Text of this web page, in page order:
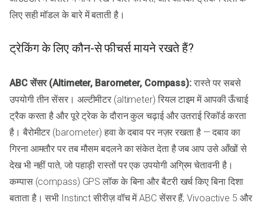
लिए सही मॉडल के बारे में बताती है।
ट्रेकिंग के लिए कौन-से फीचर्स मायने रखते हैं?
ABC सेंसर (Altimeter, Barometer, Compass): रास्ते पर सबसे
उपयोगी तीन सेंसर। अल्टीमीटर (altimeter) रियल टाइम में आपकी ऊँचाई
ट्रैक करता है और पूरे ट्रेक के दौरान कुल चढ़ाई और उतराई रिकॉर्ड करता
है। बैरोमीटर (barometer) हवा के दबाव पर नज़र रखता है — दबाव का
गिरना आमतौर पर तब मौसम बदलने का संकेत देता है जब आप उसे आँखों से
देख भी नहीं पाते, जो पहाड़ी रास्तों पर एक उपयोगी अग्रिम चेतावनी है।
कम्पास (compass) GPS लॉक के बिना और बैटरी खर्च किए बिना दिशा
बताता है। सभी Instinct सीरीज़ वॉच में ABC सेंसर हैं; Vivoactive 5 और